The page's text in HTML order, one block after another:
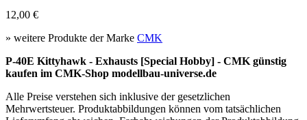
12,00 €
» weitere Produkte der Marke CMK
P-40E Kittyhawk - Exhausts [Special Hobby] - CMK günstig
kaufen im CMK-Shop modellbau-universe.de
Alle Preise verstehen sich inklusive der gesetzlichen
Mehrwertsteuer. Produktabbildungen können vom tatsächlichen